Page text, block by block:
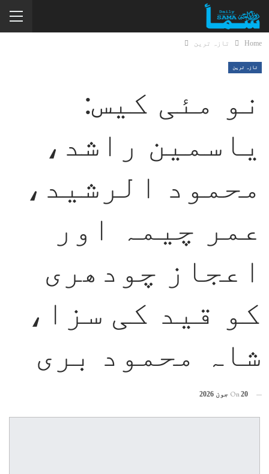
Home تازہ ترین
تازہ ترین
نو مئی کیس:
یاسمین راشد،
محمود الرشید،
عمر چیمہ اور
اعجاز چودھری
کو قید کی سزا،
شاہ محمود بری
On20 جون 2026